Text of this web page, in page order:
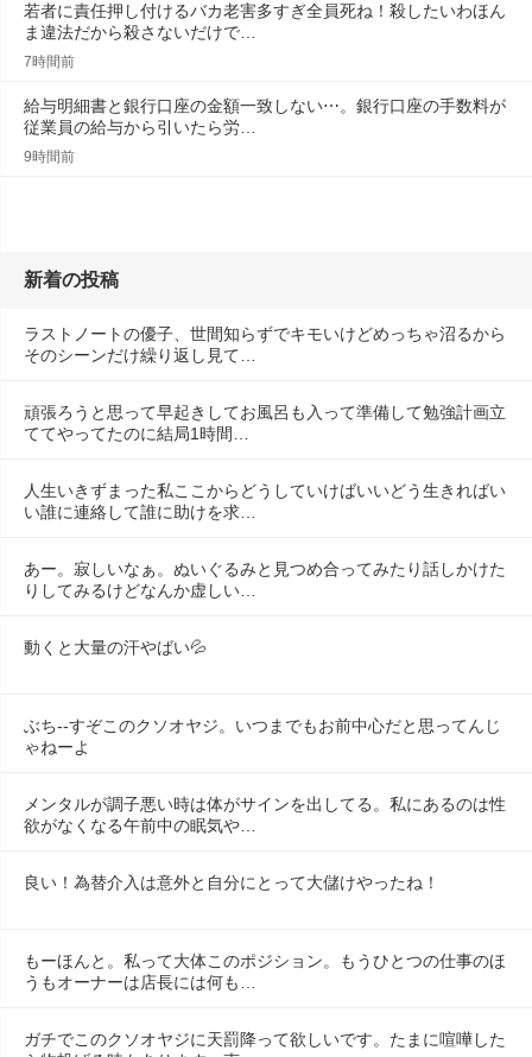
若者に責任押し付けるバカ老害多すぎ全員死ね！殺したいわほん
ま違法だから殺さないだけで…
7時間前
給与明細書と銀行口座の金額一致しない⋯。銀行口座の手数料が
従業員の給与から引いたら労…
9時間前
新着の投稿
ラストノートの優子、世間知らずでキモいけどめっちゃ沼るから
そのシーンだけ繰り返し見て…
頑張ろうと思って早起きしてお風呂も入って準備して勉強計画立
ててやってたのに結局1時間…
人生いきずまった私ここからどうしていけばいいどう生きればい
い誰に連絡して誰に助けを求…
あー。寂しいなぁ。ぬいぐるみと見つめ合ってみたり話しかけた
りしてみるけどなんか虚しい…
動くと大量の汗やばい💦
ぶち--すぞこのクソオヤジ。いつまでもお前中心だと思ってんじ
ゃねーよ
メンタルが調子悪い時は体がサインを出してる。私にあるのは性
欲がなくなる午前中の眠気や…
良い！為替介入は意外と自分にとって大儲けやったね！
もーほんと。私って大体このポジション。もうひとつの仕事のほ
うもオーナーは店長には何も…
ガチでこのクソオヤジに天罰降って欲しいです。たまに喧嘩した